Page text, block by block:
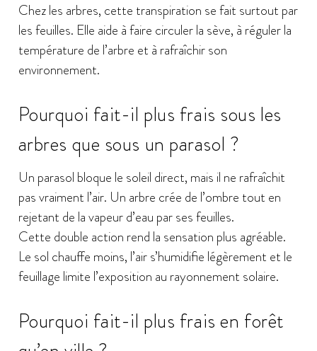
Chez les arbres, cette transpiration se fait surtout par
les feuilles. Elle aide à faire circuler la sève, à réguler la
température de l’arbre et à rafraîchir son
environnement.
Pourquoi fait-il plus frais sous les
arbres que sous un parasol ?
Un parasol bloque le soleil direct, mais il ne rafraîchit
pas vraiment l’air. Un arbre crée de l’ombre tout en
rejetant de la vapeur d’eau par ses feuilles.
Cette double action rend la sensation plus agréable.
Le sol chauffe moins, l’air s’humidifie légèrement et le
feuillage limite l’exposition au rayonnement solaire.
Pourquoi fait-il plus frais en forêt